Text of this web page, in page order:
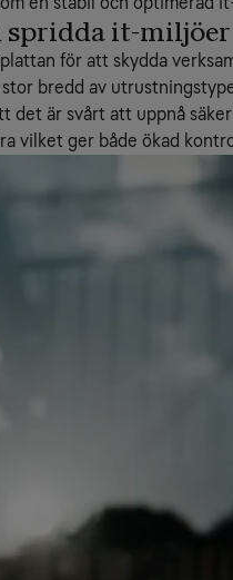
spridda it-miljöer
för att skydda
bredd av
det är svårt att uppnå
vilket ger både ökad